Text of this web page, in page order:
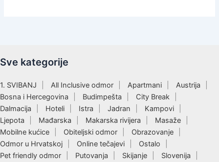
Sve kategorije
1. SVIBANJ All Inclusive odmor Apartmani
Austrija
Bosna i Hercegovina
Budimpešta
City Break
Dalmacija
Hoteli Istra Jadran
Kampovi
Ljepota
Mađarska Makarska rivijera
Masaže
Mobilne kućice
Obiteljski odmor
Obrazovanje
Odmor u Hrvatskoj
Online tečajevi
Ostalo
Pet friendly odmor
Putovanja Skijanje Slovenija